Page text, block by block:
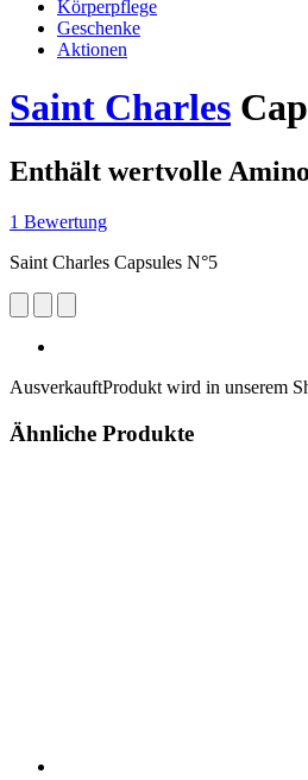
Körperpflege
Geschenke
Aktionen
Saint Charles
Enthält wertvolle
1 Bewertung
Saint Charles Capsules N°5
AusverkauftProdukt wird in unserem
Ähnliche Produkte